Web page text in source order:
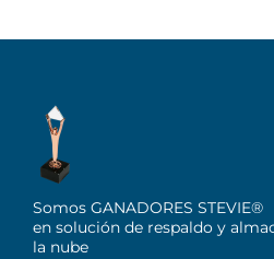
Somos GANADORES STEVIE®
en solución de respaldo y
la nube